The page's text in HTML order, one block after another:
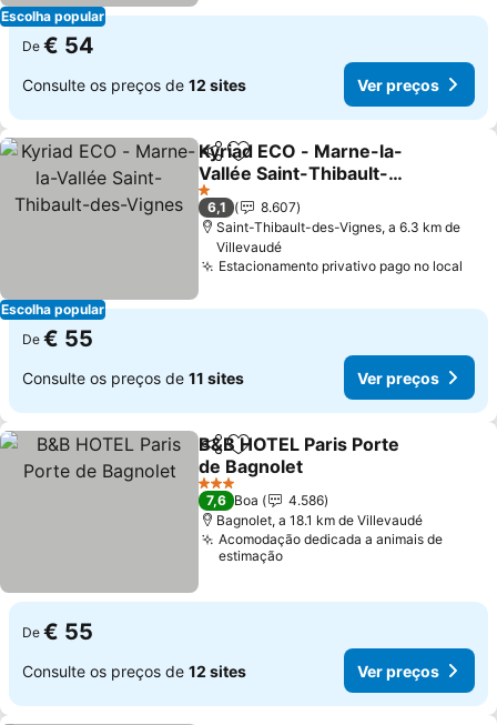
Escolha popular
De € 54
Consulte os preços de 12 sites Ver preços
Escolha popular
PartilharAdicionar aos favoritos
Kyriad ECO - Marne-la-
Vallée Saint-Thibault-
des-Vignes
1 Estrelas
6,1
8.607
Saint-Thibault-des-Vignes, a 6.3 km de
Villevaudé
Estacionamento privativo pago no local
De € 55
Consulte os preços de 11 sites Ver preços
PartilharAdicionar aos favoritos
B&B HOTEL Paris Porte
de Bagnolet
3 Estrelas
7,6 Boa
4.586
Bagnolet, a 18.1 km de Villevaudé
Acomodação dedicada a animais de
estimação
De € 55
Consulte os preços de 12 sites Ver preços